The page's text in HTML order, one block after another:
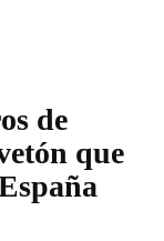
de
que